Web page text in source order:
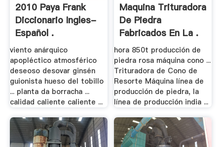
2010 Paya Frank
Diccionario Ingles-
Español .
viento anárquico
apopléctico atmosférico
deseoso desovar ginsén
guionista hueso del tobillo
... planta da borracha ...
calidad caliente caliente ...
Maquina Trituradora
De Piedra
Fabricados En La .
hora 850t producción de
piedra rosa máquina cono ...
Trituradora de Cono de
Resorte Máquina línea de
producción de piedra, la
línea de producción india ...